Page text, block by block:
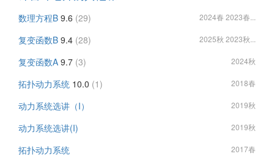
数理方程B 9.6 (29) 2024春 2023春...
复变函数B 9.4 (28) 2025秋 2023秋...
复变函数A 9.7 (3) 2024秋
拓扑动力系统 10.0 (1) 2018春
动力系统选讲（I） 2019秋
动力系统选讲(I) 2019秋
拓扑动力系统 2017春